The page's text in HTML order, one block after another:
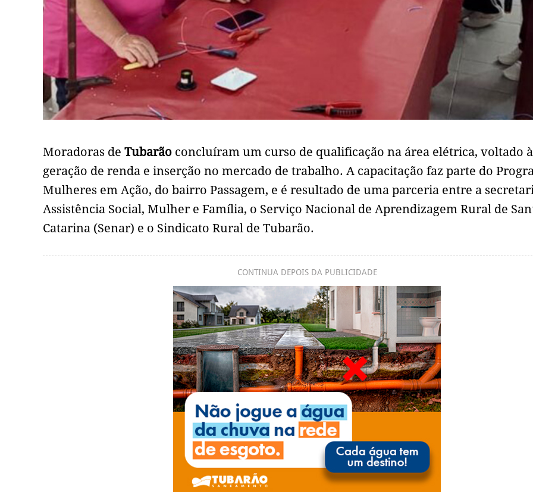
Moradoras de Tubarão concluíram um curso de qualificação na área elétrica, voltado à
geração de renda e inserção no mercado de trabalho. A capacitação faz parte do
Mulheres em Ação, do bairro Passagem, e é resultado de uma parceria entre a
Assistência Social, Mulher e Família, o Serviço Nacional de Aprendizagem Rural de
Catarina (Senar) e o Sindicato Rural de Tubarão.
CONTINUA DEPOIS DA PUBLICIDADE